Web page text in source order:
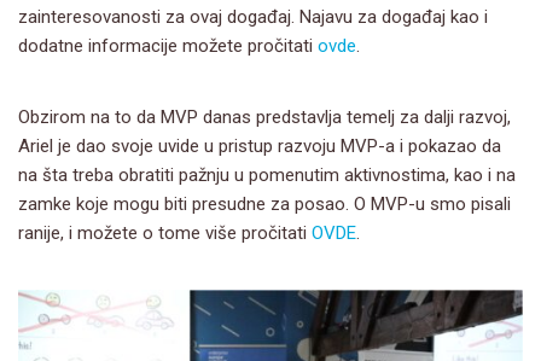
zainteresovanosti za ovaj događaj. Najavu za događaj kao i
dodatne informacije možete pročitati ovde.
Obzirom na to da MVP danas predstavlja temelj za dalji razvoj,
Ariel je dao svoje uvide u pristup razvoju MVP-a i pokazao da
na šta treba obratiti pažnju u pomenutim aktivnostima, kao i na
zamke koje mogu biti presudne za posao. O MVP-u smo pisali
ranije, i možete o tome više pročitati OVDE.